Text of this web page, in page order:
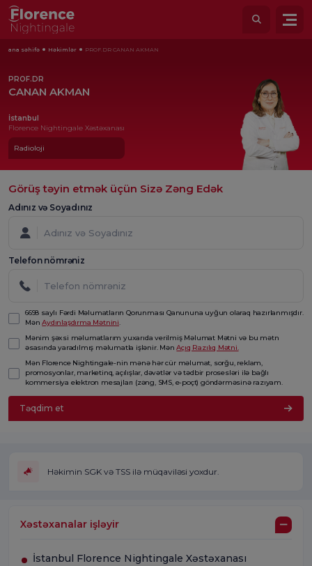
ana səhifə Həkimlər PROF.DR CANAN AKMAN
PROF.DR
CANAN AKMAN
İstanbul
Florence Nightingale Xəstəxanası
Radioloji
Görüş təyin etmək üçün Sizə Zəng Edək
Adınız və Soyadınız
Telefon nömrəniz
6698 saylı Fərdi Məlumatların Qorunması Qanununa uyğun olaraq hazırlanmışdır.
MənAydınlaşdırma Mətnini.
Mənim şəxsi məlumatlarım yuxarıda verilmiş Məlumat Mətni və bu mətn
əsasında yaradılmış məlumatla işlənir. MənAçıq Razılıq Mətni.
Mən Florence Nightingale-nin mənə hər cür məlumat, sorğu, reklam,
promosyonlar, marketinq, açılışlar, dəvətlər və tədbir prosesləri ilə bağlı
kommersiya elektron mesajları (zəng, SMS, e-poçt) göndərməsinə razıyam.
Təqdim et
Həkimin SGK və TSS ilə müqaviləsi yoxdur.
Xəstəxanalar işləyir
İstanbul Florence Nightingale Xəstəxanası